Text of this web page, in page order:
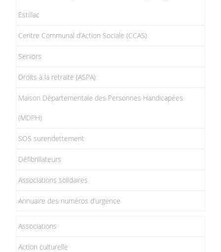
Estillac
Centre Communal d’Action Sociale (CCAS)
Seniors
Droits à la retraite (ASPA)
Maison Départementale des Personnes Handicapées
(MDPH)
SOS surendettement
Défibrillateurs
Associations solidaires
Annuaire des numéros d’urgence
Associations
Action culturelle